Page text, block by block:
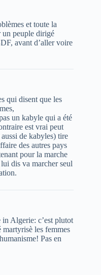
et toute la
un peuple dirigé
avant d’aller voire
qui disent que les
un kabyle qui a été
est vrai peut
de kabyles) tire
des autres pays
pour la marche
dis va marcher seul
in Algerie: c’est plutot
les femmes
Pas en